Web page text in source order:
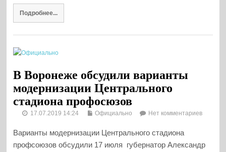
Подробнее...
В Воронеже обсудили варианты
модернизации Центрального
стадиона профосюзов
17.07.2019 14:24 Официально Нет комментариев
Варианты модернизации Центрального стадиона
профсоюзов обсудили 17 июля губернатор Александр